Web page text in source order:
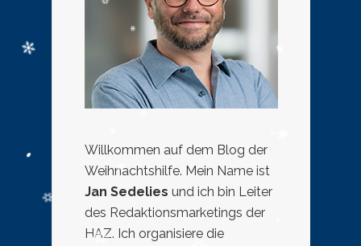
Willkommen auf dem Blog der
Weihnachtshilfe. Mein Name ist
Jan Sedelies und ich bin Leiter
des Redaktionsmarketings der
HAZ. Ich organisiere die